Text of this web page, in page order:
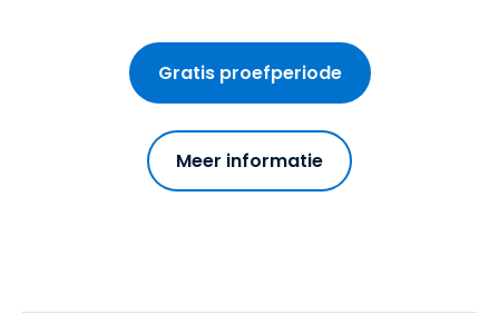
Gratis proefperiode
Meer informatie